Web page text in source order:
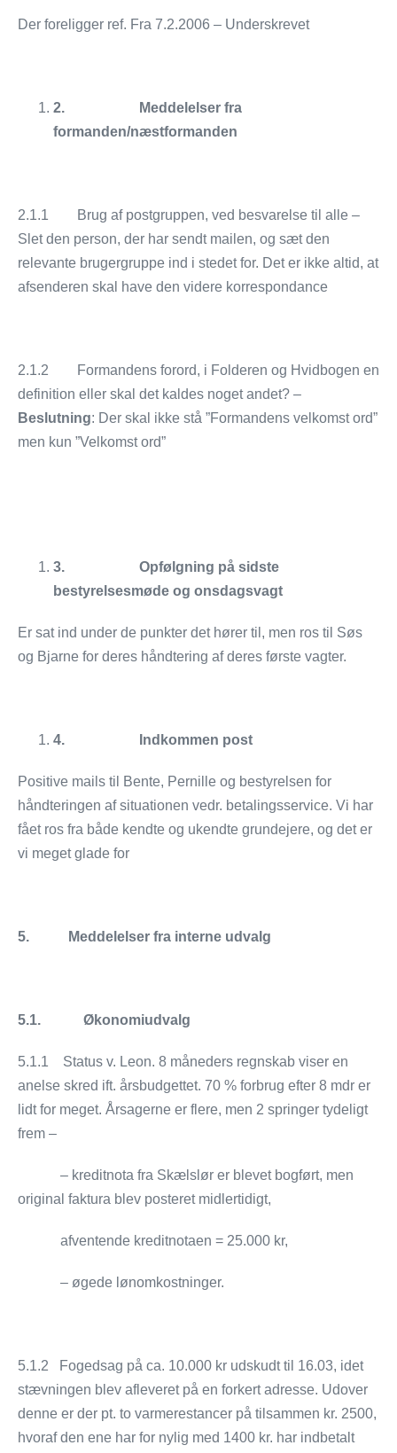
Der foreligger ref. Fra 7.2.2006 – Underskrevet
2.
Meddelelser fra
formanden/næstformanden
2.1.1 Brug af postgruppen, ved besvarelse til alle –
Slet den person, der har sendt mailen, og sæt den
relevante brugergruppe ind i stedet for. Det er ikke altid, at
afsenderen skal have den videre korrespondance
2.1.2 Formandens forord, i Folderen og Hvidbogen en
definition eller skal det kaldes noget andet? –
Beslutning: Der skal ikke stå ”Formandens velkomst ord”
men kun ”Velkomst ord”
3. Opfølgning på sidste
bestyrelsesmøde og onsdagsvagt
Er sat ind under de punkter det hører til, men ros til Søs
og Bjarne for deres håndtering af deres første vagter.
4. Indkommen post
Positive mails til Bente, Pernille og bestyrelsen for
håndteringen af situationen vedr. betalingsservice. Vi har
fået ros fra både kendte og ukendte grundejere, og det er
vi meget glade for
5. Meddelelser fra interne udvalg
5.1. Økonomiudvalg
5.1.1 Status v. Leon. 8 måneders regnskab viser en
anelse skred ift. årsbudgettet. 70 % forbrug efter 8 mdr er
lidt for meget. Årsagerne er flere, men 2 springer tydeligt
frem –
– kreditnota fra Skælslør er blevet bogført, men
original faktura blev posteret midlertidigt,
afventende kreditnotaen = 25.000 kr,
– øgede lønomkostninger.
5.1.2 Fogedsag på ca. 10.000 kr udskudt til 16.03, idet
stævningen blev afleveret på en forkert adresse. Udover
denne er der pt. to varmerestancer på tilsammen kr. 2500,
hvoraf den ene har for nylig med 1400 kr. har indbetalt